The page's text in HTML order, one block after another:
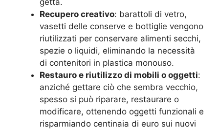
Recupero creativo: barattoli di vetro,
vasetti delle conserve e bottiglie vengono
riutilizzati per conservare alimenti secchi,
spezie o liquidi, eliminando la necessità
di contenitori in plastica monouso.
Restauro e riutilizzo di mobili o oggetti:
anziché gettare ciò che sembra vecchio,
spesso si può riparare, restaurare o
modificare, ottenendo oggetti funzionali e
risparmiando centinaia di euro sui nuovi